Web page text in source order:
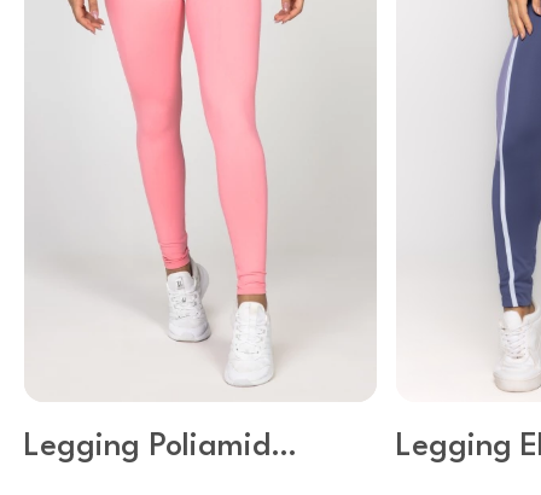
Legging Poliamida
Legging